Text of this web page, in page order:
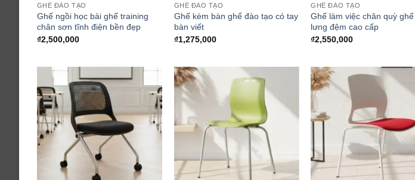
GHẾ ĐÀO TẠO
Ghế ngồi học bài ghế training
chân sơn tĩnh điện bền đẹp
₫2,500,000
GHẾ ĐÀO TẠO
Ghế kèm bàn ghế đào tạo có tay
bàn viết
₫1,275,000
GHẾ ĐÀO TẠO
Ghế làm việc chân quỳ
lưng đệm cao cấp
₫2,550,000